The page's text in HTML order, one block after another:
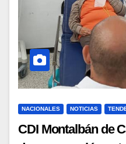
NACIONALES NOTICIAS
CDI Montalbán de